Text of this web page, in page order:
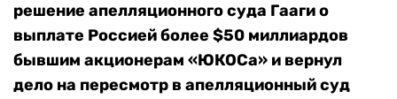
решение апелляционного суда Гааги о
выплате Россией более $50 миллиардов
бывшим акционерам «ЮКОСа» и вернул
дело на пересмотр в апелляционный суд